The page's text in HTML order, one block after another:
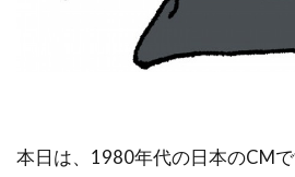
本日は、1980年代の日本のCMで